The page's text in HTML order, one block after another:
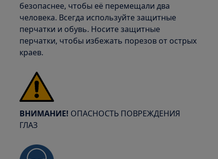
безопаснее, чтобы её перемещали два
человека. Всегда используйте защитные
перчатки и обувь. Носите защитные
перчатки, чтобы избежать порезов от острых
краев.
ВНИМАНИЕ! ОПАСНОСТЬ ПОВРЕЖДЕНИЯ
ГЛАЗ